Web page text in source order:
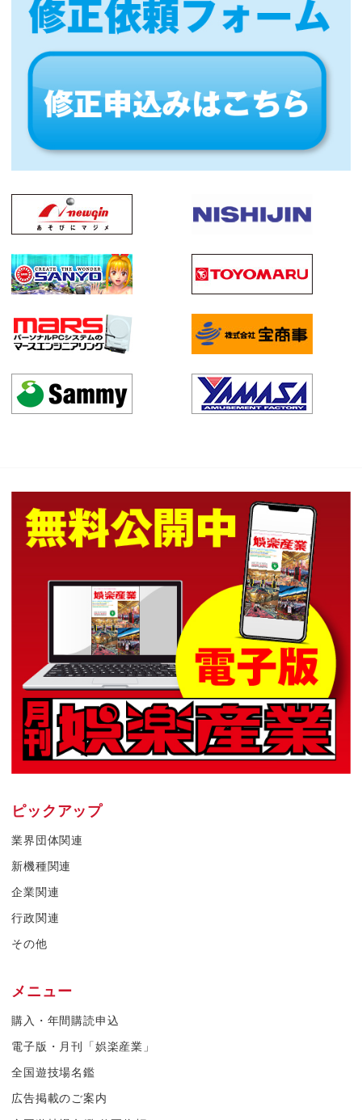
ピックアップ
業界団体関連
新機種関連
企業関連
行政関連
その他
メニュー
購入・年間購読申込
電子版・月刊「娯楽産業」
全国遊技場名鑑
広告掲載のご案内